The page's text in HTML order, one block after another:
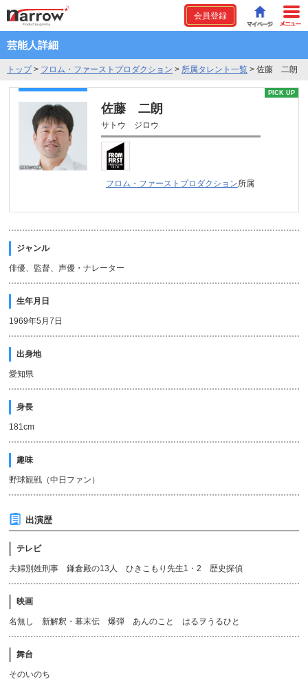
会員登録
芸能人詳細
トップ> フロム・ファーストプロダクション > 所属タレント一覧 > 佐藤 二朗
PICK UP
佐藤 二朗
サトウ ジロウ
フロム・ファーストプロダクション所属
ジャンル
俳優、監督、声優・ナレーター
生年月日
1969年5月7日
出身地
愛知県
身長
181cm
趣味
野球観戦（中日ファン）
出演歴
テレビ
夫婦別姓刑事 鎌倉殿の13人 ひきこもり先生1・2 歴史探偵
映画
名無し 新解釈・幕末伝 爆弾 あんのこと はるヲうるひと
舞台
そのいのち